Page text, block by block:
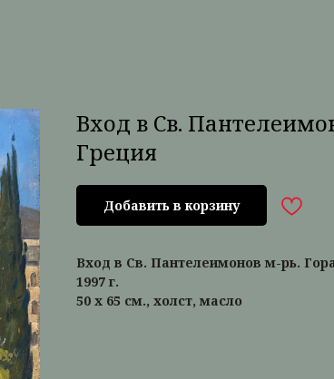
Вход в Св.
Греция
Добавить в корзину
Вход в Св. Пантелеимонов м-рь.
1997 г.
50 х 65 см., холст, масло